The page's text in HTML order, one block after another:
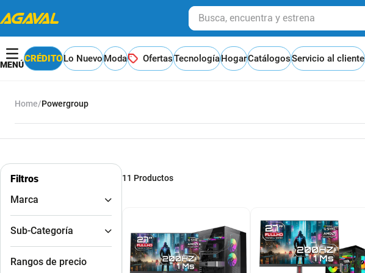
Busca, encuentra y estrena
CRÉDITOLo NuevoModa OfertasTecnologíaHogarCatálogosServicio al cliente
Powergroup
Filtros
Marca
Sub-Categoría
Escritorio
Rangos de precio
11 Productos